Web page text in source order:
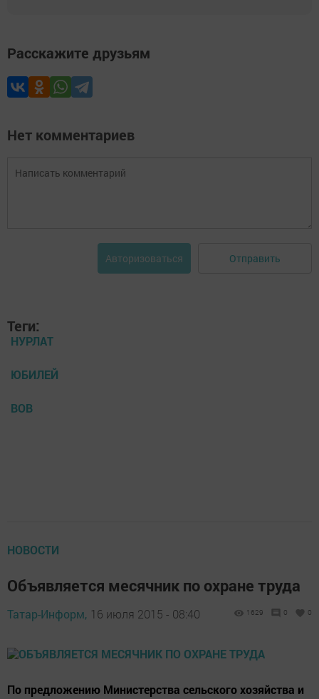
Расскажите друзьям
Нет комментариев
Авторизоваться Отправить
Теги:
НУРЛАТ
ЮБИЛЕЙ
ВОВ
НОВОСТИ
Объявляется месячник по охране труда
Татар-Информ, 16 июля 2015 - 08:40 1629 0 0
По предложению Министерства сельского хозяйства и